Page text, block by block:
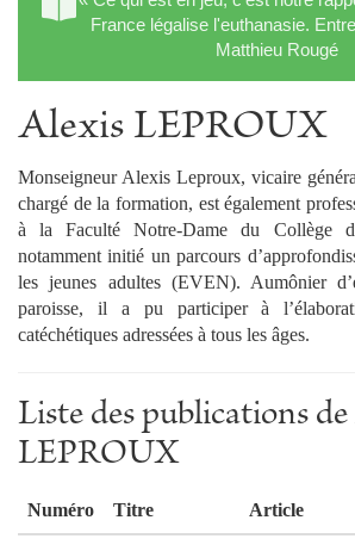
France légalise l'euthanasie.
Matthieu Rougé
Alexis LEPROUX
Monseigneur Alexis Leproux, vicaire
chargé de la formation, est également
à la Faculté Notre-Dame du Collège
notamment initié un parcours
les jeunes adultes (EVEN). Aumônier
paroisse, il a pu participer à
catéchétiques adressées à tous les âges.
Liste des publications
LEPROUX
Numéro Titre Article